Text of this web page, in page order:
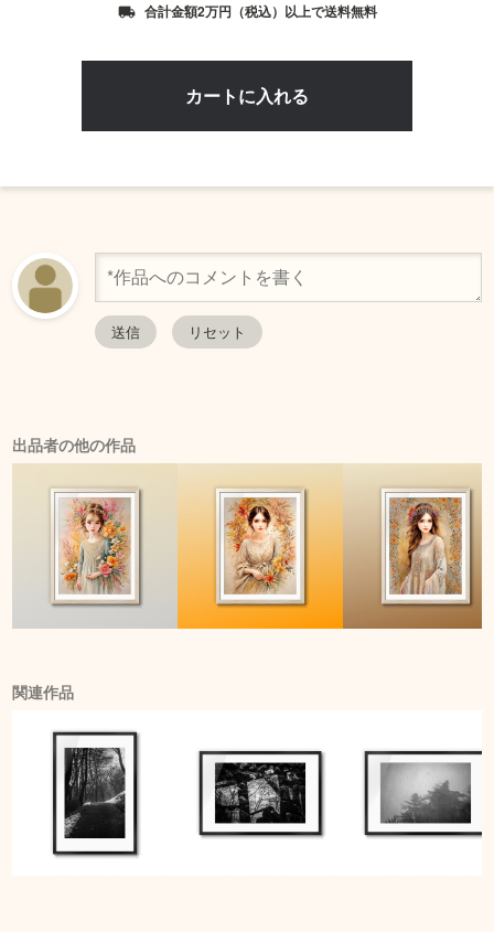
local_shipping 合計金額2万円（税込）以上で送料無料
出品者の他の作品
関連作品